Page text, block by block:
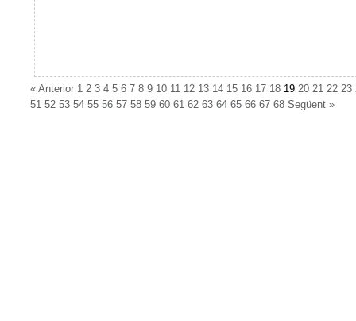
« Anterior 1 2 3 4 5 6 7 8 9 10 11 12 13 14 15 16 17 1819 20 21 22 23
51 52 53 54 55 56 57 58 59 60 61 62 63 64 65 66 67 68 Següent »